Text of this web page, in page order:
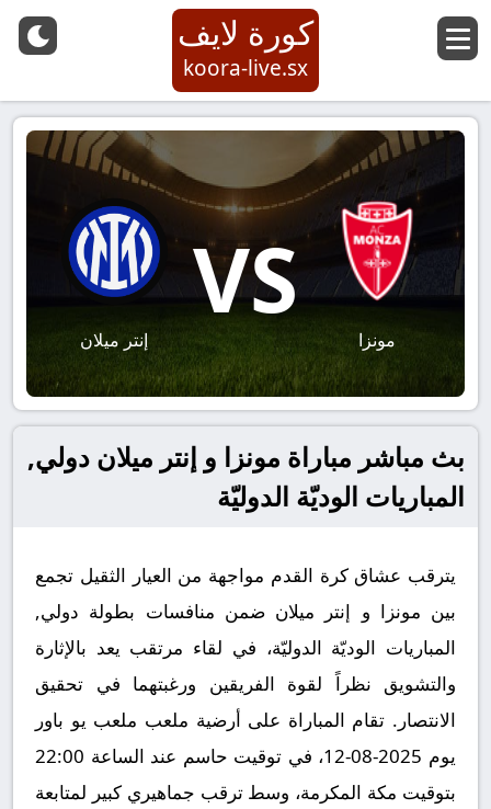
كورة لايف
koora-live.sx
مونزا
VS
إنتر ميلان
بث مباشر مباراة مونزا و إنتر ميلان دولي,
المباريات الوديّة الدوليّة
يترقب عشاق كرة القدم مواجهة من العيار الثقيل تجمع
بين مونزا و إنتر ميلان ضمن منافسات بطولة دولي,
المباريات الوديّة الدوليّة، في لقاء مرتقب يعد بالإثارة
والتشويق نظراً لقوة الفريقين ورغبتهما في تحقيق
الانتصار. تقام المباراة على أرضية ملعب ملعب يو باور
يوم 2025-08-12، في توقيت حاسم عند الساعة 22:00
بتوقيت مكة المكرمة، وسط ترقب جماهيري كبير لمتابعة